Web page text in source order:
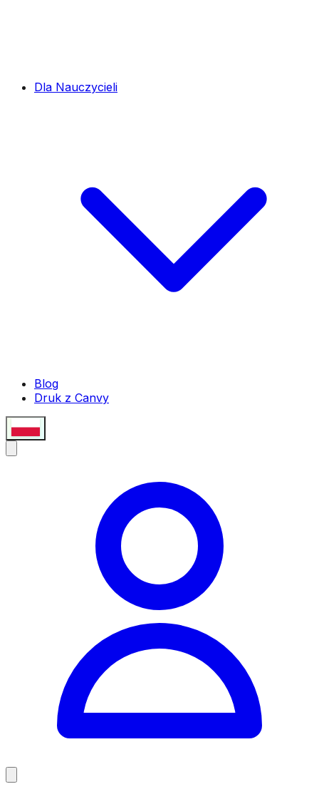
Dla Nauczycieli
Blog
Druk z Canvy